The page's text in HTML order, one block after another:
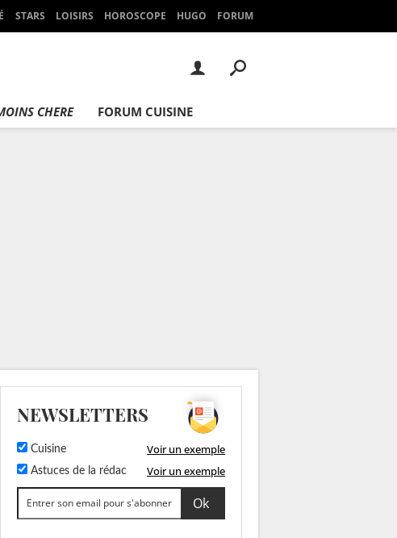
STARS LOISIRS HOROSCOPE HUGO FORUM
CHERE FORUM CUISINE
NEWSLETTERS
Cuisine Voir un exemple
Astuces de la rédac Voir un exemple